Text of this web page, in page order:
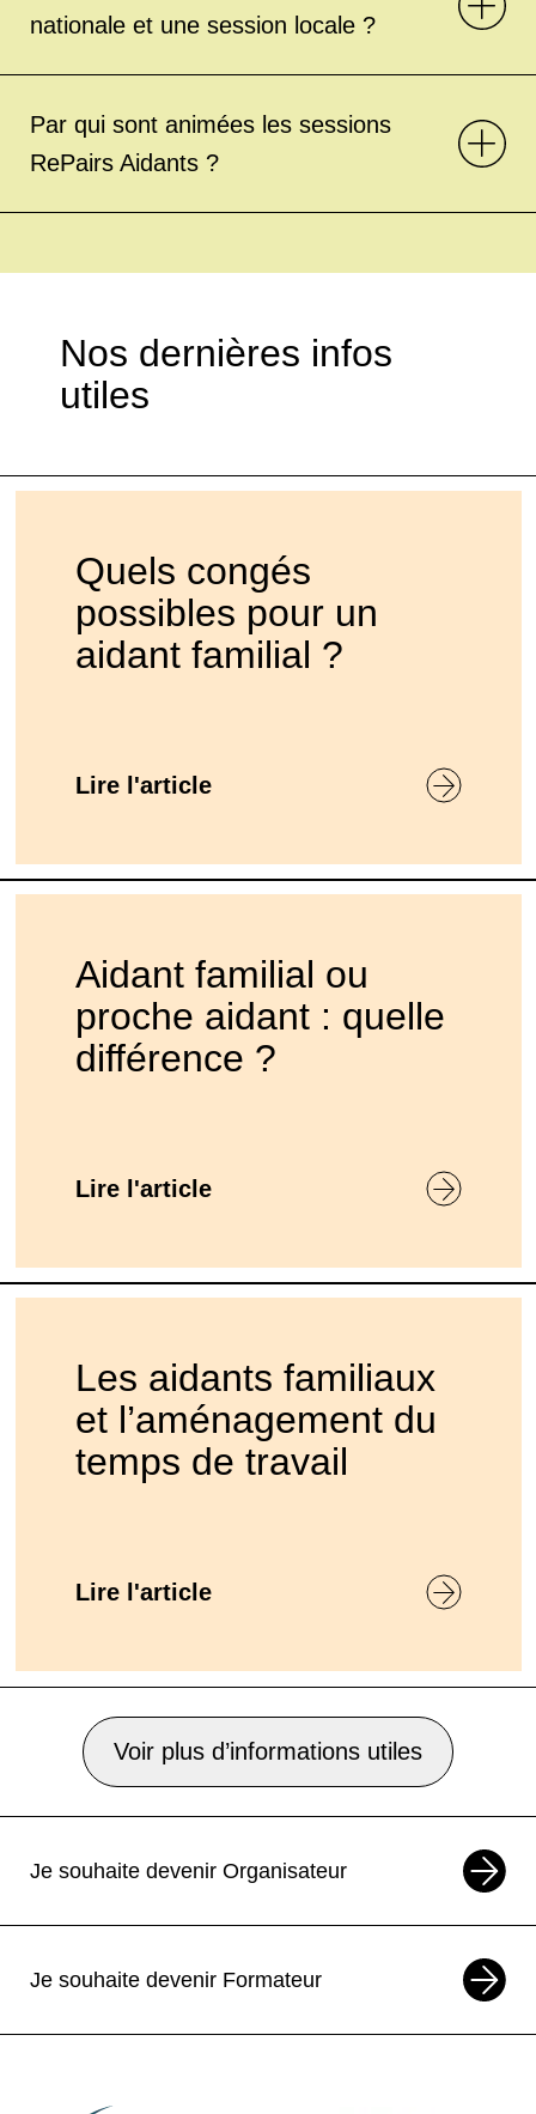
nationale et une session locale ?
Par qui sont animées les sessions
RePairs Aidants ?
Nos dernières infos
utiles
Quels congés
possibles pour un
aidant familial ?
Lire l'article
Aidant familial ou
proche aidant : quelle
différence ?
Lire l'article
Les aidants familiaux
et l’aménagement du
temps de travail
Lire l'article
Voir plus d’informations utiles
Je souhaite devenir Organisateur
Je souhaite devenir Formateur